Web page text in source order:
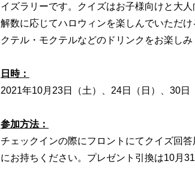
イズラリーです。クイズはお子様向けと大
解数に応じてハロウィンを楽しんでいただ
クテル・モクテルなどのドリンクをお楽しみ
日時：
2021年10月23日（土）、24日（日）、30
参加方法：
チェックインの際にフロントにてクイズ回
にお持ちください。プレゼント引換は10月